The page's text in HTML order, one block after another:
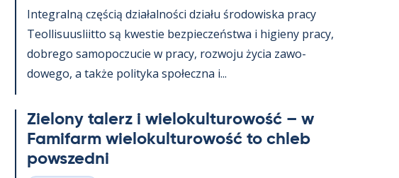
In­te­gralną częścią działal­ności działu śro­dowiska pracy
Teol­li­suus­liitto są kwes­tie bez­pieczeństwa i hi­gieny pracy,
dobrego sa­mo­poczucie w pracy, rozwoju życia zawo­
dowego, a także po­li­tyka społeczna i...
Zie­lony ta­lerz i wie­lo­kul­tu­rowość – w
Fa­mi­farm wie­lo­kul­tu­rowość to ch­leb
powszedni